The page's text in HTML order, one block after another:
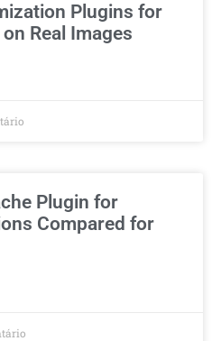
Plugins for
Real Images
Plugin for
Compared for